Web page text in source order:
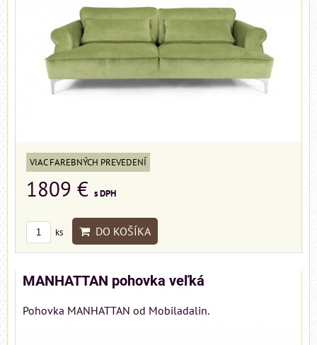
VIAC FAREBNÝCH PREVEDENÍ
1809 € s DPH
ks DO KOŠÍKA
MANHATTAN pohovka veľká
Pohovka MANHATTAN od Mobiladalin.